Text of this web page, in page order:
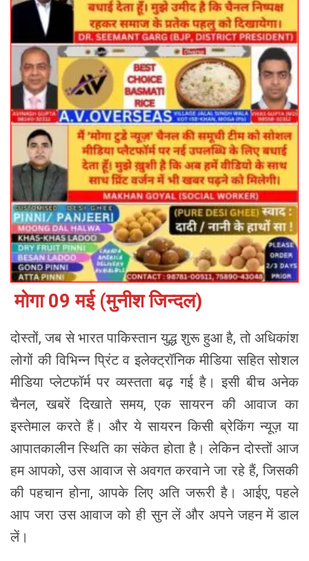
मोगा 09 मई (मुनीश जिन्दल)
दोस्तों, जब से भारत पाकिस्तान युद्ध शुरू हुआ है, तो अधिकांश
लोगों की विभिन्न प्रिंट व इलेक्ट्रॉनिक मीडिया सहित सोशल
मीडिया प्लेटफॉर्म पर व्यस्तता बढ़ गई है। इसी बीच अनेक
चैनल, खबरें दिखाते समय, एक सायरन की आवाज का
इस्तेमाल करते हैं। और ये सायरन किसी ब्रेकिंग न्यूज़ या
आपातकालीन स्थिति का संकेत होता है। लेकिन दोस्तों आज
हम आपको, उस आवाज से अवगत करवाने जा रहे हैं, जिसकी
की पहचान होना, आपके लिए अति जरूरी है। आईए, पहले
आप जरा उस आवाज को ही सुन लें और अपने जहन में डाल
लें।